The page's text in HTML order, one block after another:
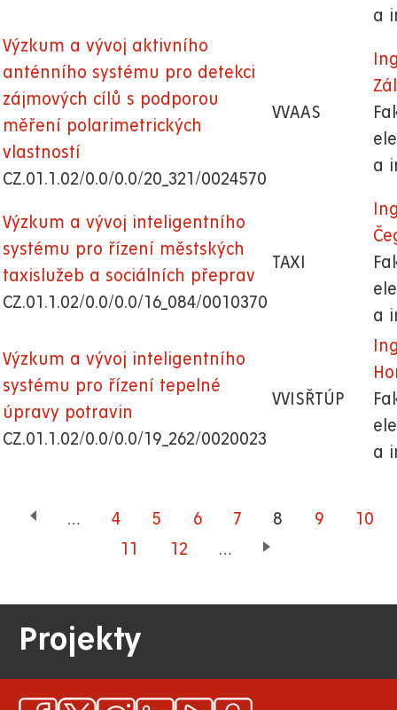
a
Výzkum a vývoj aktivního
anténního systému pro detekci
zájmových cílů s podporou
měření polarimetrických
vlastností
CZ.01.1.02/0.0/0.0/20_321/0024570
VVAAS
a
Výzkum a vývoj inteligentního
systému pro řízení městských
taxislužeb a sociálních přeprav
CZ.01.1.02/0.0/0.0/16_084/0010370
TAXI
a
Výzkum a vývoj inteligentního
systému pro řízení tepelné
úpravy potravin
CZ.01.1.02/0.0/0.0/19_262/0020023
VVISŘTÚP
a
… Page
4 Page
5 Page
6 Page
7
Aktuální
8 Page
9 Page
10
Page
11 Page
12 …
Projekty